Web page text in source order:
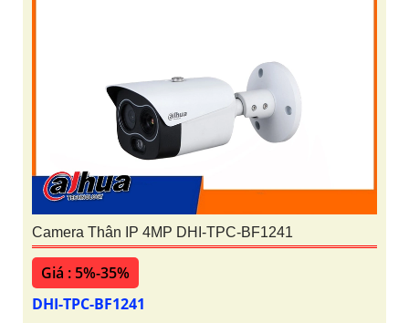
Camera Thân IP 4MP DHI-TPC-BF1241
Giá : 5%-35%
DHI-TPC-BF1241